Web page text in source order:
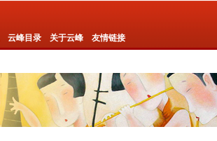
云峰目录 关于云峰 友情链接